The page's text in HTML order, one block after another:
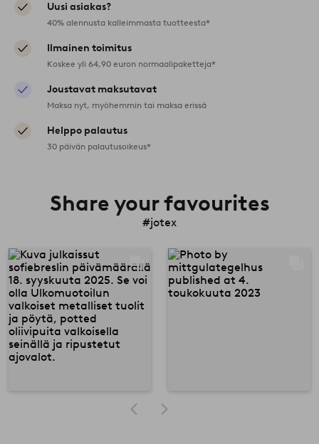
Uusi asiakas?
40% alennusta kalleimmasta tuotteesta*
Ilmainen toimitus
Koskee yli 64,90 euron normaalipaketteja*
Joustavat maksutavat
Maksa nyt, myöhemmin tai maksa erissä
Helppo palautus
30 päivän palautusoikeus*
Share your favourites
#jotex